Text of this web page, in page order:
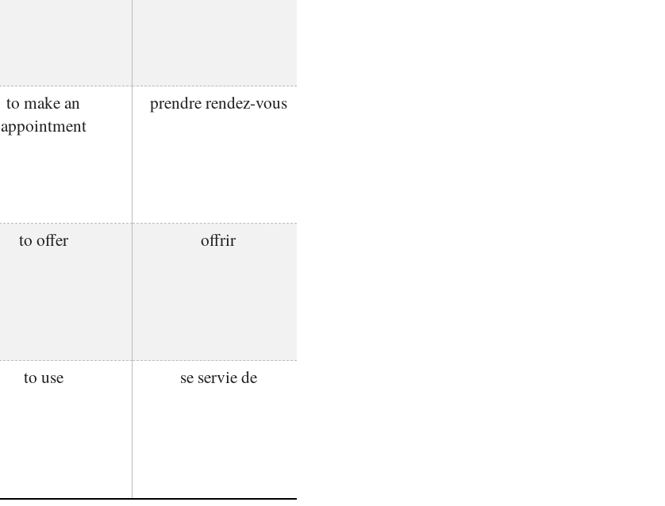
to make an
appointment
prendre rendez-vous
to offer offrir
to use se servie de